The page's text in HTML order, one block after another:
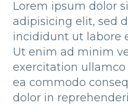
Lorem ipsum dolor
adipisicing elit, sed
incididunt ut labore
Ut enim ad minim
exercitation
ea commodo
dolor in